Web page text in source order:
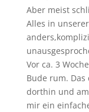
Aber meist
Alles in
Vor ca. 3
Bude rum.
dorthin und
mir ein